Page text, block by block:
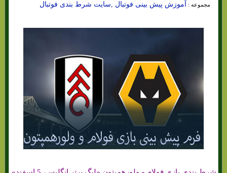
مجموعه : آموزش پیش بینی فوتبال ,سایت شرط بندی فوتبال